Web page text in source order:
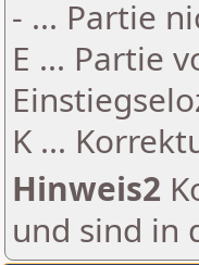
- ... Partie
E ... Partie
K ...
Hinweis2
und sind in